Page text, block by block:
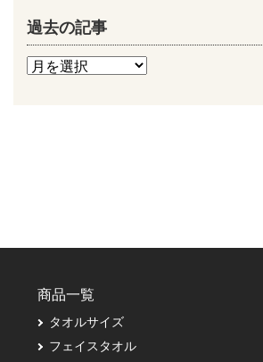
過去の記事
商品一覧
タオルサイズ
フェイスタオル